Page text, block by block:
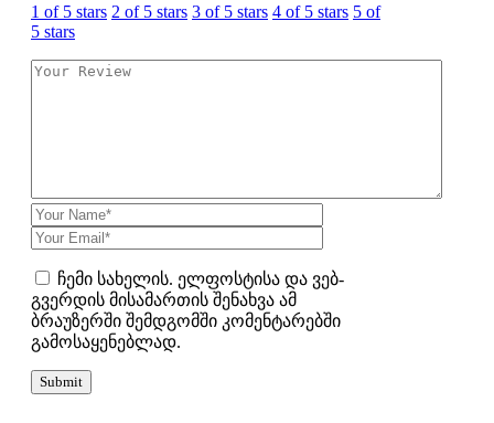
1 of 5 stars 2 of 5 stars 3 of 5 stars 4 of 5 stars 5 of
5 stars
ჩემი სახელის. ელფოსტისა და ვებ-
გვერდის მისამართის შენახვა ამ
ბრაუზერში შემდგომში კომენტარებში
გამოსაყენებლად.